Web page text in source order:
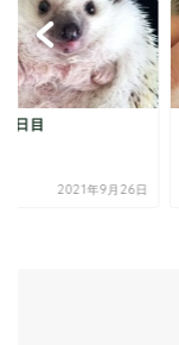
5日目
2021年9月26日